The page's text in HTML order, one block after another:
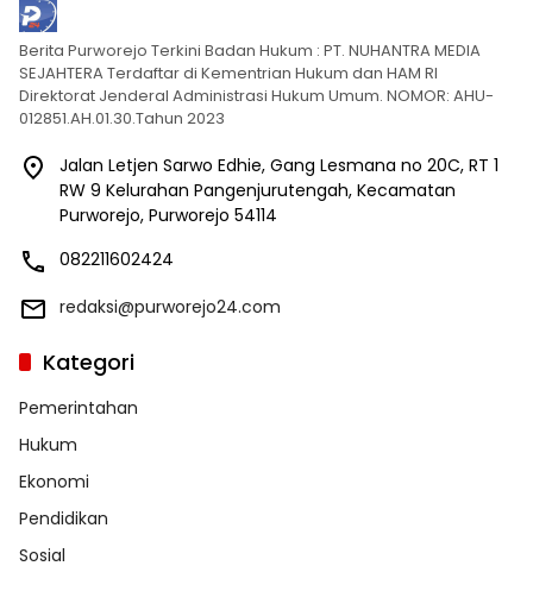
Berita Purworejo Terkini Badan Hukum : PT. NUHANTRA MEDIA
SEJAHTERA Terdaftar di Kementrian Hukum dan HAM RI
Direktorat Jenderal Administrasi Hukum Umum. NOMOR: AHU-
012851.AH.01.30.Tahun 2023
Jalan Letjen Sarwo Edhie, Gang Lesmana no 20C, RT 1
RW 9 Kelurahan Pangenjurutengah, Kecamatan
Purworejo, Purworejo 54114
082211602424
redaksi@purworejo24.com
Kategori
Pemerintahan
Hukum
Ekonomi
Pendidikan
Sosial